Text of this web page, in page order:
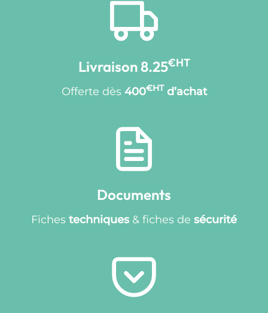
Livraison 8.25€HT
Offerte dès 400€HT d’achat
Documents
Fiches techniques& fiches de sécurité